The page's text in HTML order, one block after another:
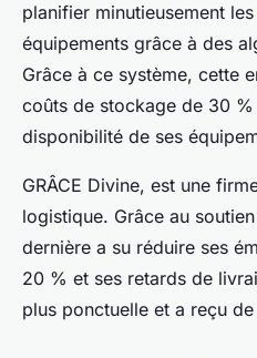
planifier minutieusement
équipements grâce à des
Grâce à ce système, cette
coûts de stockage de 30
disponibilité de ses
GRÂCE Divine, est une
logistique. Grâce au
dernière a su réduire ses
20 % et ses retards de
plus ponctuelle et a reçu